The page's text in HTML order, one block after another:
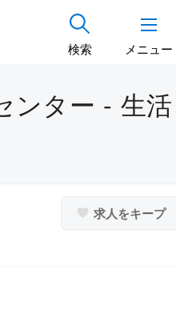
検索 メニュー
ンター - 生活
求人をキープ